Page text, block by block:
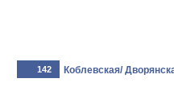
142 Коблевская/